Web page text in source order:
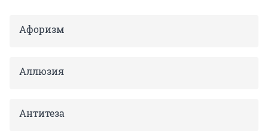
Афоризм
Аллюзия
Антитеза